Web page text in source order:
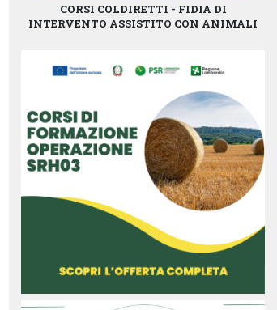
CORSI COLDIRETTI - FIDIA DI
INTERVENTO ASSISTITO CON ANIMALI